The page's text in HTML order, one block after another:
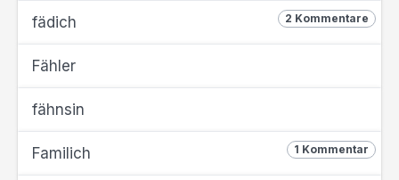
2 Kommentare
fädich
Fähler
fähnsin
1 Kommentar
Familich